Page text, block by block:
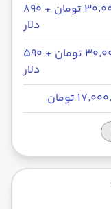
۳۰٬۰۰۰٬۰۰۰ تومان + ۸۹۰
دلار
۳۰٬۰۰۰٬۰۰۰ تومان + ۵۹۰
دلار
تومان